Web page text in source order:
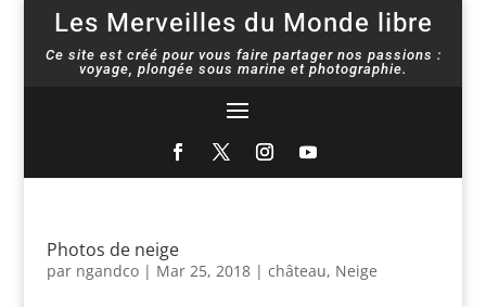
Les Merveilles du Monde libre
Ce site est créé pour vous faire partager nos passions :
voyage, plongée sous marine et photographie.
Photos de neige
par ngandco| Mar 25, 2018| château, Neige